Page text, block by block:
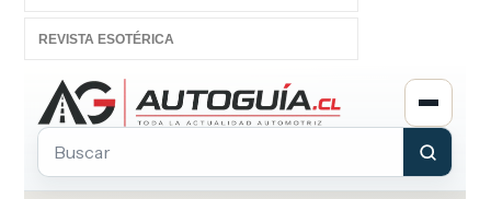
REVISTA ESOTÉRICA